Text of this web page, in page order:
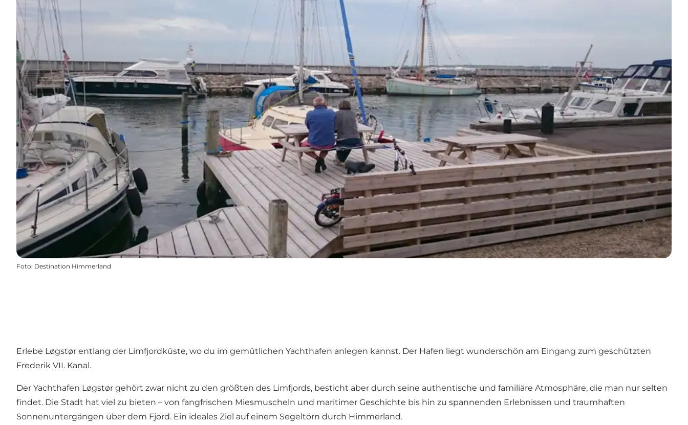
Foto: Destination Himmerland
Erlebe Løgstør entlang der Limfjordküste, wo du im gemütlichen Yachthafen anlegen kannst. Der Hafen liegt wunderschön am Eingang zum geschützten
Frederik VII. Kanal.
Der Yachthafen Løgstør gehört zwar nicht zu den größten des Limfjords, besticht aber durch seine authentische und familiäre Atmosphäre, die man nur selten
findet. Die Stadt hat viel zu bieten – von fangfrischen Miesmuscheln und maritimer Geschichte bis hin zu spannenden Erlebnissen und traumhaften
Sonnenuntergängen über dem Fjord. Ein ideales Ziel auf einem Segeltörn durch Himmerland.